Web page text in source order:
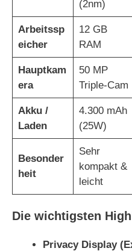
(2nm)
Arbeitssp
eicher
12 GB
RAM
Hauptkam
era
50 MP
Triple-Cam
Akku /
Laden
4.300 mAh
(25W)
Besonder
heit
Sehr
kompakt &
leicht
Die wichtigsten
Privacy Display